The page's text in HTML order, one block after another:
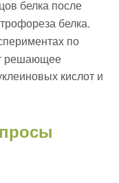
белка после
белка.
по
решающее
кислот и